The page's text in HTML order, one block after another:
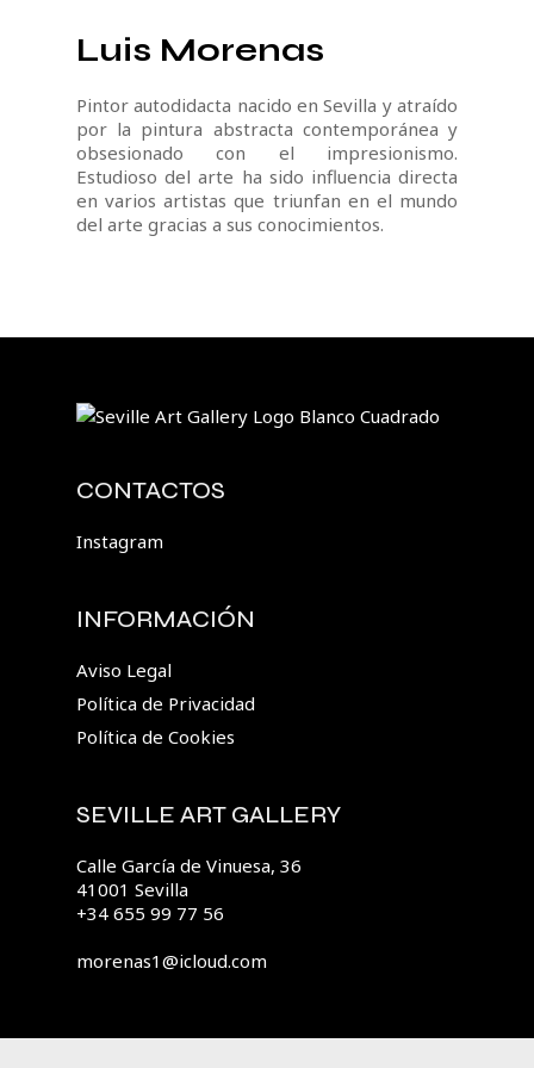
Luis Morenas
Pintor autodidacta nacido en Sevilla y atraído
por la pintura abstracta contemporánea y
obsesionado con el impresionismo.
Estudioso del arte ha sido influencia directa
en varios artistas que triunfan en el mundo
del arte gracias a sus conocimientos.
CONTACTOS
Instagram
INFORMACIÓN
Aviso Legal
Política de Privacidad
Política de Cookies
SEVILLE ART GALLERY
Calle García de Vinuesa, 36
41001 Sevilla
+34 655 99 77 56
morenas1@icloud.com